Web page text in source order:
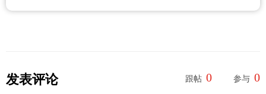
发表评论 跟帖 0 参与 0